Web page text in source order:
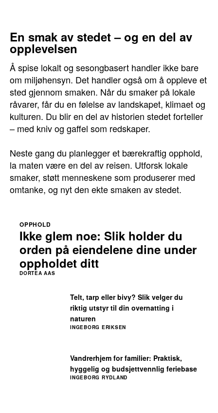
En smak av stedet – og en del av
opplevelsen
Å spise lokalt og sesongbasert handler ikke bare
om miljøhensyn. Det handler også om å oppleve et
sted gjennom smaken. Når du smaker på lokale
råvarer, får du en følelse av landskapet, klimaet og
kulturen. Du blir en del av historien stedet forteller
– med kniv og gaffel som redskaper.
Neste gang du planlegger et bærekraftig opphold,
la maten være en del av reisen. Utforsk lokale
smaker, støtt menneskene som produserer med
omtanke, og nyt den ekte smaken av stedet.
Vandrerhjem for familier: Praktisk,
hyggelig og budsjettvennlig feriebase
INGEBORG RYDLAND
Telt, tarp eller bivy? Slik velger du
riktig utstyr til din overnatting i
naturen
INGEBORG ERIKSEN
Ikke glem noe: Slik holder du
orden på eiendelene dine under
oppholdet ditt
OPPHOLD
DORTEA AAS